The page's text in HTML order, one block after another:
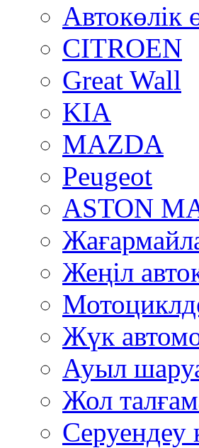
Автокөлік
CITROEN
Great Wall
KIA
MAZDA
Peugeot
ASTON
Жеңіл
Жүк
Ауыл
Жол
Серуендеу